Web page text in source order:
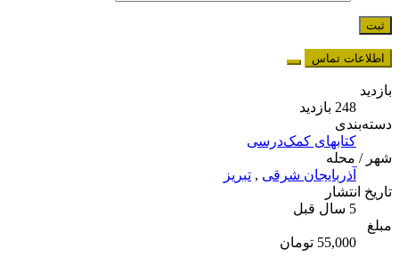
اطلاعات تماس
بازدید
248 بازدید
دسته‌بندی
کتابهای کمک‌درسی
شهر / محله
آذربایجان شرقی , تبریز
تاریخ انتشار
5 سال قبل
مبلغ
55,000 تومان